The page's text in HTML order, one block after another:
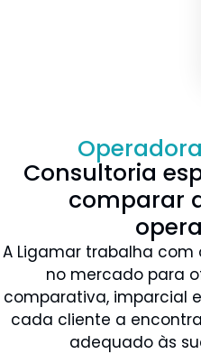
Consultoria
comparar
A Ligamar trabalha
no mercado para
comparativa, imparcial
cada cliente a
adequado às